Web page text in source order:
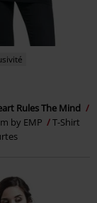
Rules The Mind
by EMP
T-Shirt